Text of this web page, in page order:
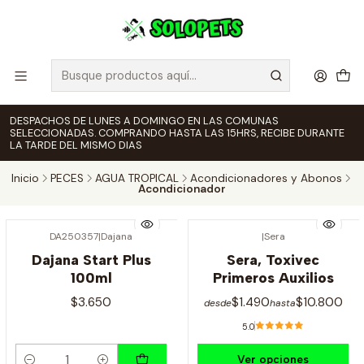
DESPACHOS DE LUNES A DOMINGO EN LAS COMUNAS
SELECCIONADAS. COMPRANDO HASTA LAS 15HRS, RECIBE DURANTE
LA TARDE DEL MISMO DIAS
Inicio PECES AGUA TROPICAL Acondicionadores y Abonos
Acondicionador
DA250357|Dajana
Dajana Start Plus
100ml
$3.650
|Sera
Sera, Toxivec
Primeros Auxilios
desde$1.490hasta$10.800
5.0
Ver opciones